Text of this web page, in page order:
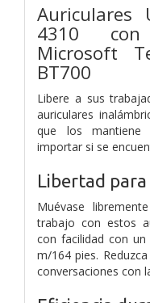
Auriculares
4310
Microsoft
BT700
Libere a sus
auriculares
que los mantiene
importar si se
Libertad
Muévase
trabajo con estos
con facilidad con un
m/164 pies.
conversaciones con